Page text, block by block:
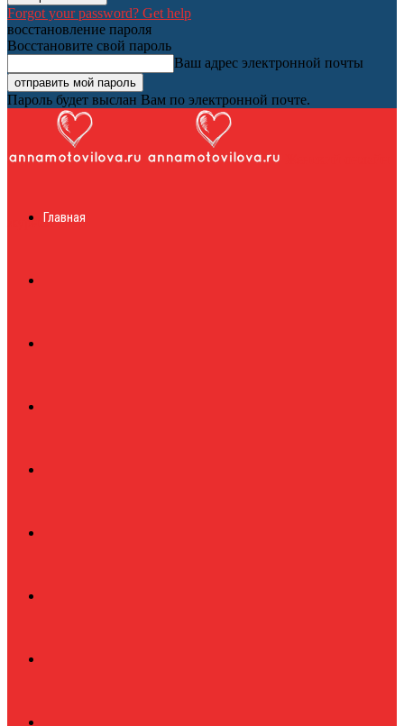
Forgot your password? Get help
восстановление пароля
Восстановите свой пароль
Ваш адрес электронной почты
Пароль будет выслан Вам по электронной почте.
журналГлавная